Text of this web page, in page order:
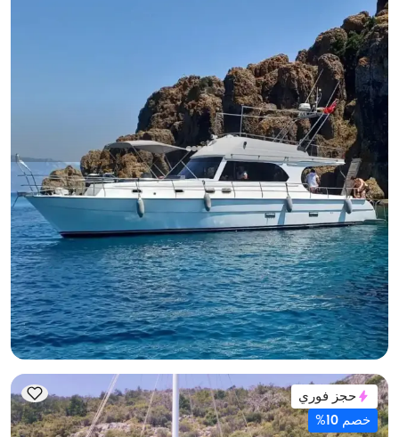
داتشا, Muğla قارب جديد
يخت بمحرك بطول 13.95 متر - 2 كابينات - سعة 4 شخص - في
بودروم
مع قبطان
يخت بمحرك
إبحار 10 شخص · 2 كابينة · 13.95m
الأقل
21.000 TL
عرض التوفر والسعر
حجز فوري
خصم 10%